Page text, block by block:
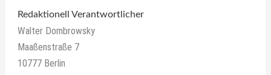
Redaktionell Verantwortlicher
Walter Dombrowsky
Maaßenstraße 7
10777 Berlin